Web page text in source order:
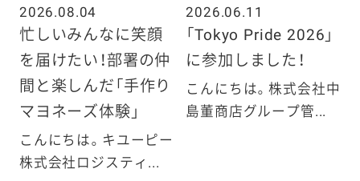
2026.08.04
忙しいみんなに笑顔
を届けたい！部署の仲
間と楽しんだ「手作り
マヨネーズ体験」
こんにちは。キユーピー
株式会社ロジスティ...
2026.06.11
「Tokyo Pride 2026」
に参加しました！
こんにちは。株式会社中
島董商店グループ管...